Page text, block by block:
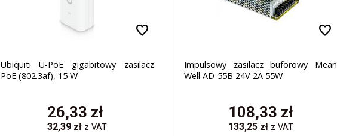
favorite
Ubiquiti U-PoE gigabitowy zasilacz
PoE (802.3af), 15 W
26,33 zł
32,39 zł z VAT
favorite
Impulsowy zasilacz buforowy Mean
Well AD-55B 24V 2A 55W
108,33 zł
133,25zł z VAT